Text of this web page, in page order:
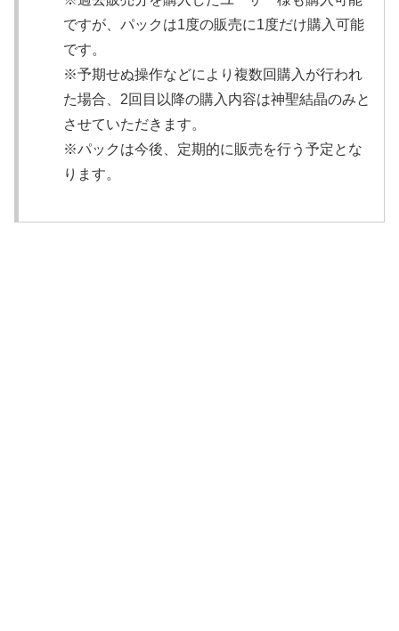
ですが、パックは1度の販売に1度だけ購入可能
です。
※予期せぬ操作などにより複数回購入が行われ
た場合、2回目以降の購入内容は神聖結晶のみと
させていただきます。
※パックは今後、定期的に販売を行う予定とな
ります。